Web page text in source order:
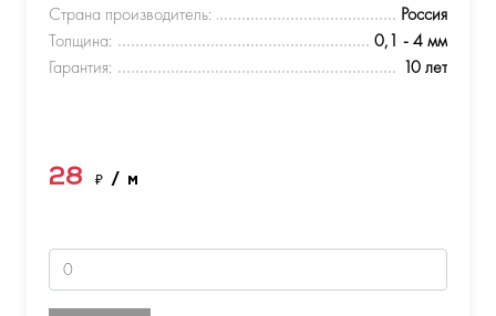
Страна производитель:
Россия
Толщина:
0,1 - 4 мм
Гарантия:
10 лет
28 ₽ / м